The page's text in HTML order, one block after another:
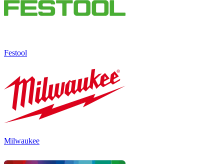
Festool
Milwaukee